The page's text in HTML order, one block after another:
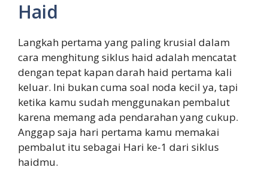
Haid
Langkah pertama yang paling krusial dalam
cara menghitung siklus haid adalah mencatat
dengan tepat kapan darah haid pertama kali
keluar. Ini bukan cuma soal noda kecil ya, tapi
ketika kamu sudah menggunakan pembalut
karena memang ada pendarahan yang cukup.
Anggap saja hari pertama kamu memakai
pembalut itu sebagai Hari ke-1 dari siklus
haidmu.